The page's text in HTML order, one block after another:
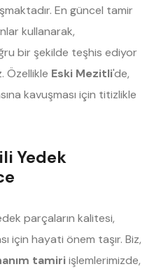
En güncel tamir
kullanarak,
bir şekilde teşhis ediyor
Özellikle Eski Mezitli'de,
kavuşması için titizlikle
Yedek
parçaların kalitesi,
için hayati önem taşır. Biz,
tamiriişlemlerimizde,